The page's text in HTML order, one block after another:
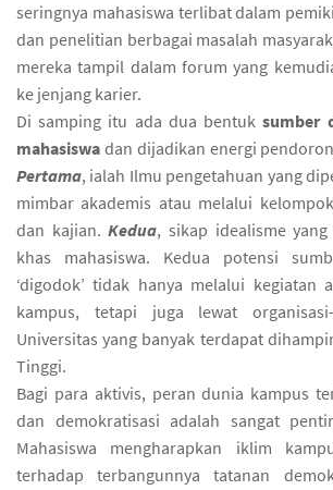
seringnya mahasiswa terlibat dalam
dan penelitian berbagai masalah
mereka tampil dalam forum yang
ke jenjang karier.
Di samping itu ada dua bentuksumber
mahasiswa dan dijadikan energi
Pertama, ialah Ilmu pengetahuan yang
mimbar akademis atau melalui
dan kajian.Kedua, sikap idealisme
khas mahasiswa. Kedua potensi
‘digodok’ tidak hanya melalui kegiatan
kampus, tetapi juga lewat
Universitas yang banyak terdapat
Tinggi.
Bagi para aktivis, peran dunia kampus
dan demokratisasi adalah sangat
Mahasiswa mengharapkan iklim
terhadap terbangunnya tatanan